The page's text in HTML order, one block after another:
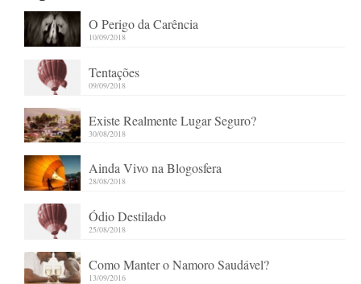
O Perigo da Carência
10/09/2018
Tentações
09/09/2018
Existe Realmente Lugar Seguro?
30/08/2018
Ainda Vivo na Blogosfera
28/08/2018
Ódio Destilado
25/08/2018
Como Manter o Namoro Saudável?
13/09/2016